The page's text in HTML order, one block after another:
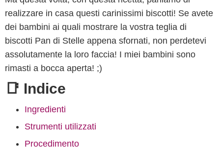
realizzare in casa questi carinissimi biscotti! Se avete
dei bambini ai quali mostrare la vostra teglia di
biscotti Pan di Stelle appena sfornati, non perdetevi
assolutamente la loro faccia! I miei bambini sono
rimasti a bocca aperta! ;)
📑 Indice
Ingredienti
Strumenti utilizzati
Procedimento